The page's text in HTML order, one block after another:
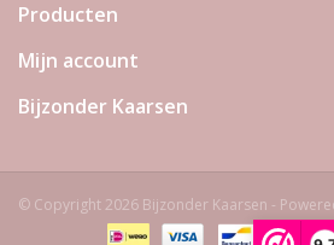
Producten
Mijn account
Bijzonder Kaarsen
© Copyright 2026 Bijzonder Kaarsen -